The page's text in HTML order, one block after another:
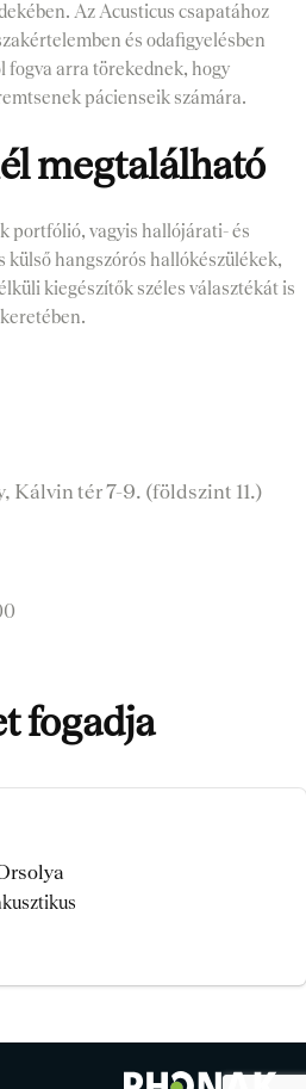
Az Acusticus csapatához
és odafigyelésben
fogva arra törekednek, hogy
pácienseik számára.
megtalálható
portfólió, vagyis hallójárati- és
hangszórós hallókészülékek,
kiegészítők széles választékát is
Kálvin tér 7-9. (földszint 11.)
fogadja